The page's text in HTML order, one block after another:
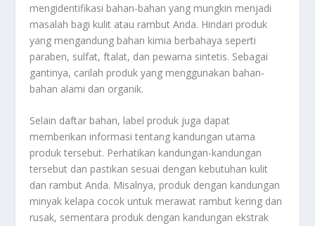
mengidentifikasi bahan-bahan yang mungkin menjadi
masalah bagi kulit atau rambut Anda. Hindari produk
yang mengandung bahan kimia berbahaya seperti
paraben, sulfat, ftalat, dan pewarna sintetis. Sebagai
gantinya, carilah produk yang menggunakan bahan-
bahan alami dan organik.
Selain daftar bahan, label produk juga dapat
memberikan informasi tentang kandungan utama
produk tersebut. Perhatikan kandungan-kandungan
tersebut dan pastikan sesuai dengan kebutuhan kulit
dan rambut Anda. Misalnya, produk dengan kandungan
minyak kelapa cocok untuk merawat rambut kering dan
rusak, sementara produk dengan kandungan ekstrak